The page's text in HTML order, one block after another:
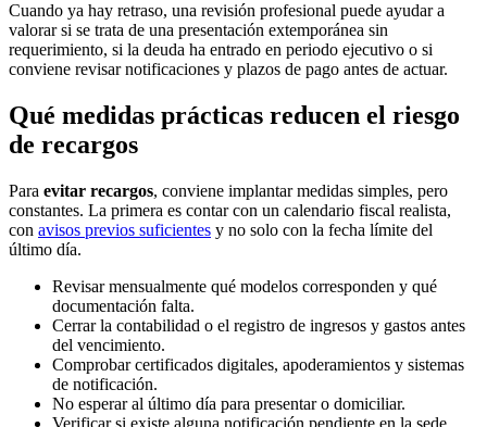
Cuando ya hay retraso, una revisión profesional puede ayudar a
valorar si se trata de una presentación extemporánea sin
requerimiento, si la deuda ha entrado en periodo ejecutivo o si
conviene revisar notificaciones y plazos de pago antes de actuar.
Qué medidas prácticas reducen el riesgo
de recargos
Para evitar recargos, conviene implantar medidas simples, pero
constantes. La primera es contar con un calendario fiscal realista,
con avisos previos suficientes y no solo con la fecha límite del
último día.
Revisar mensualmente qué modelos corresponden y qué
documentación falta.
Cerrar la contabilidad o el registro de ingresos y gastos antes
del vencimiento.
Comprobar certificados digitales, apoderamientos y sistemas
de notificación.
No esperar al último día para presentar o domiciliar.